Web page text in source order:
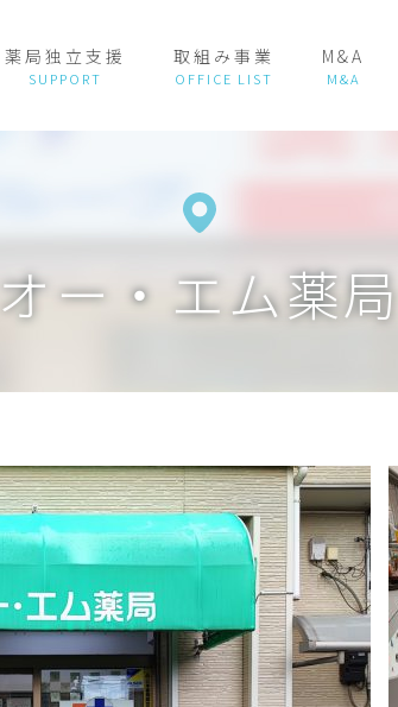
薬局独立支援 取組み事業 M&A
オー・エム薬局